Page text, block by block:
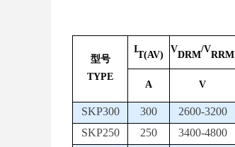
型号
TYPE
I
T(AV)
V
DRM
/V
RRM
A V
SKP300 300 2600-3200
SKP250
250 3400-4800